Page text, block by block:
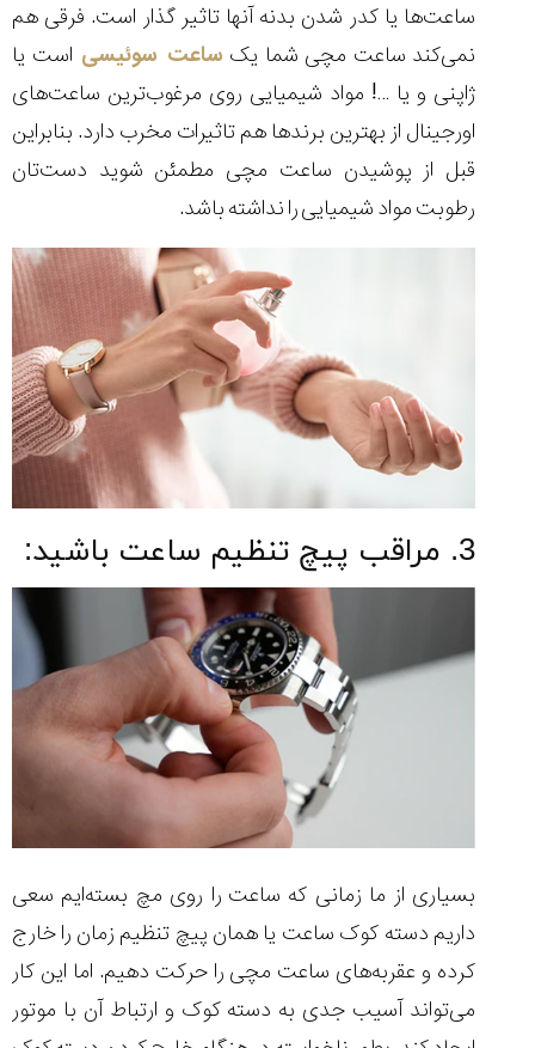
ساعت‌ها یا کدر شدن بدنه آنها تاثیر گذار است. فرقی هم
نمی‌کند ساعت مچی شما یک ساعت سوئیسی است یا
ژاپنی و یا …! مواد شیمیایی روی مرغوب‌ترین ساعت‌های
اورجینال از بهترین برندها هم تاثیرات مخرب دارد. بنابراین
قبل از پوشیدن ساعت مچی مطمئن شوید دست‌تان
رطوبت مواد شیمیایی را نداشته باشد.
3. مراقب پیچ تنظیم ساعت باشید:
بسیاری از ما زمانی که ساعت را روی مچ بسته‌ایم سعی
داریم دسته کوک ساعت یا همان پیچ تنظیم زمان را خارج
کرده و عقربه‌های ساعت مچی را حرکت دهیم. اما این کار
می‌تواند آسیب جدی به دسته کوک و ارتباط آن با موتور